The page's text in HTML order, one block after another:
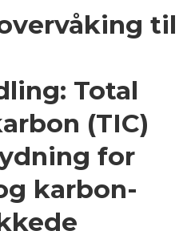
til
Total
(TIC)
for
karbon­